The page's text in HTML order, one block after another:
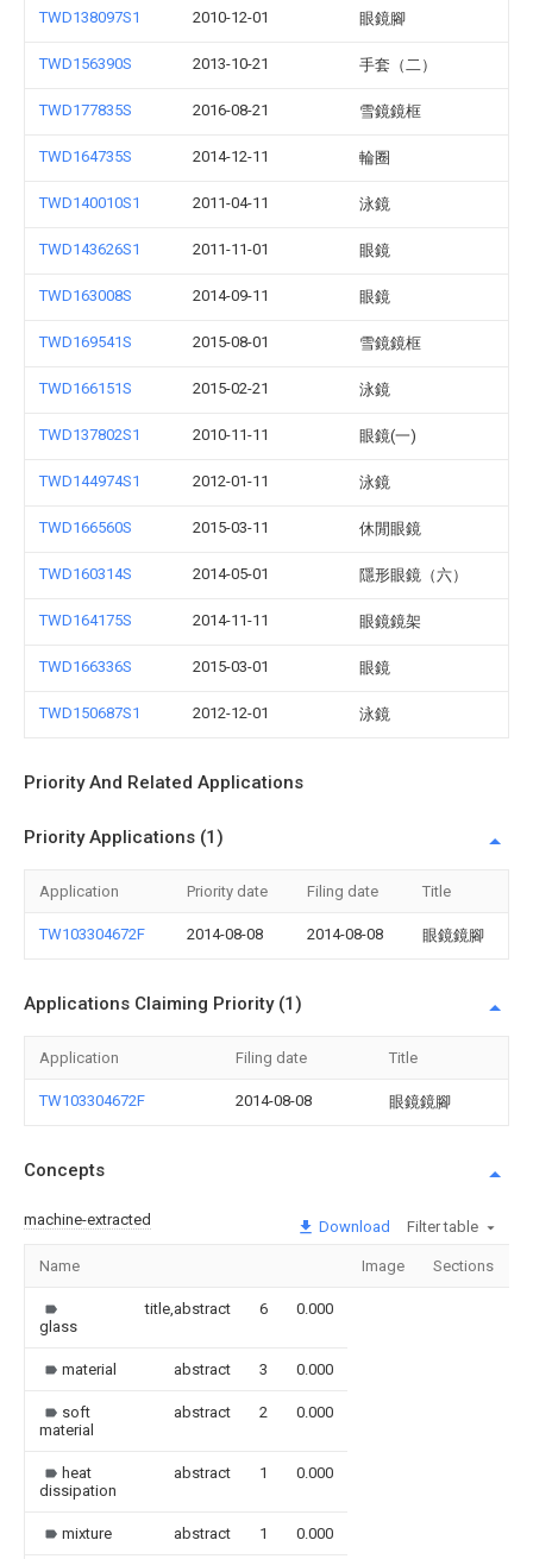
TWD138097S1 2010-12-01 眼鏡腳
TWD156390S 2013-10-21 手套（二）
TWD177835S 2016-08-21 雪鏡鏡框
TWD164735S 2014-12-11 輪圈
TWD140010S1 2011-04-11 泳鏡
TWD143626S1 2011-11-01 眼鏡
TWD163008S 2014-09-11 眼鏡
TWD169541S 2015-08-01 雪鏡鏡框
TWD166151S 2015-02-21 泳鏡
TWD137802S1 2010-11-11 眼鏡(一)
TWD144974S1 2012-01-11 泳鏡
TWD166560S 2015-03-11 休閒眼鏡
TWD160314S 2014-05-01 隱形眼鏡（六）
TWD164175S 2014-11-11 眼鏡鏡架
TWD166336S 2015-03-01 眼鏡
TWD150687S1 2012-12-01 泳鏡
Priority And Related Applications
Priority Applications (1)
Application Priority date Filing date Title
TW103304672F 2014-08-08 2014-08-08 眼鏡鏡腳
Applications Claiming Priority (1)
Application Filing date Title
TW103304672F 2014-08-08 眼鏡鏡腳
Concepts
machine-extracted Download Filter table
Name Image Sections
glass
title,abstract 6 0.000
material abstract 3 0.000
soft
material
abstract 2 0.000
heat
dissipation
abstract 1 0.000
mixture abstract 1 0.000